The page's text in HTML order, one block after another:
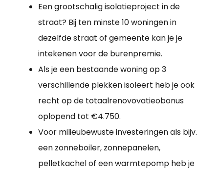
Een grootschalig isolatieproject in de
straat? Bij ten minste 10 woningen in
dezelfde straat of gemeente kan je je
intekenen voor de burenpremie.
Als je een bestaande woning op 3
verschillende plekken isoleert heb je ook
recht op de totaalrenovovatieobonus
oplopend tot €4.750.
Voor milieubewuste investeringen als bijv.
een zonneboiler, zonnepanelen,
pelletkachel of een warmtepomp heb je